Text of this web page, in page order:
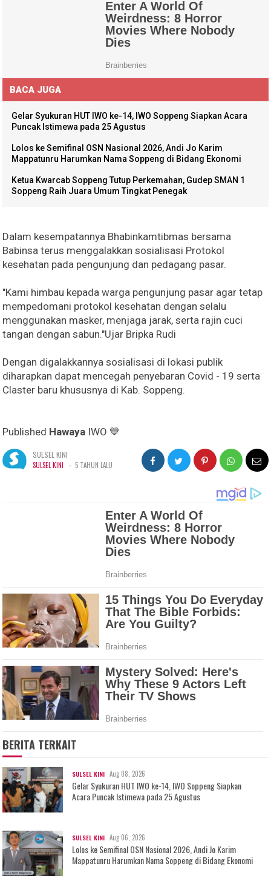
BACA JUGA
Gelar Syukuran HUT IWO ke-14, IWO Soppeng Siapkan Acara
Puncak Istimewa pada 25 Agustus
Lolos ke Semifinal OSN Nasional 2026, Andi Jo Karim
Mappatunru Harumkan Nama Soppeng di Bidang Ekonomi
Ketua Kwarcab Soppeng Tutup Perkemahan, Gudep SMAN 1
Soppeng Raih Juara Umum Tingkat Penegak
Dalam kesempatannya Bhabinkamtibmas bersama
Babinsa terus menggalakkan sosialisasi Protokol
kesehatan pada pengunjung dan pedagang pasar.
"Kami himbau kepada warga pengunjung pasar agar tetap
mempedomani protokol kesehatan dengan selalu
menggunakan masker, menjaga jarak, serta rajin cuci
tangan dengan sabun."Ujar Bripka Rudi
Dengan digalakkannya sosialisasi di lokasi publik
diharapkan dapat mencegah penyebaran Covid - 19 serta
Claster baru khususnya di Kab. Soppeng.
Published Hawaya IWO 💙
SULSEL KINI
SULSEL KINI - 5 TAHUN LALU
BERITA TERKAIT
SULSEL KINI Aug 08, 2026
Gelar Syukuran HUT IWO ke-14, IWO Soppeng Siapkan
Acara Puncak Istimewa pada 25 Agustus
SULSEL KINI Aug 06, 2026
Lolos ke Semifinal OSN Nasional 2026, Andi Jo Karim
Mappatunru Harumkan Nama Soppeng di Bidang Ekonomi